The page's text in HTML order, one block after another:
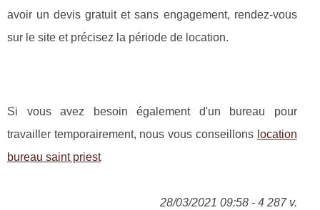
avoir un devis gratuit et sans engagement, rendez-vous
sur le site et précisez la période de location.
Si vous avez besoin également d'un bureau pour
travailler temporairement, nous vous conseillons location
bureau saint priest
28/03/2021 09:58 - 4 287 v.